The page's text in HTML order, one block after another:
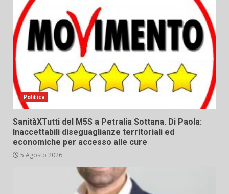
Politica
SanitàXTutti del M5S a Petralia Sottana. Di Paola:
Inaccettabili diseguaglianze territoriali ed
economiche per accesso alle cure
5 Agosto 2026